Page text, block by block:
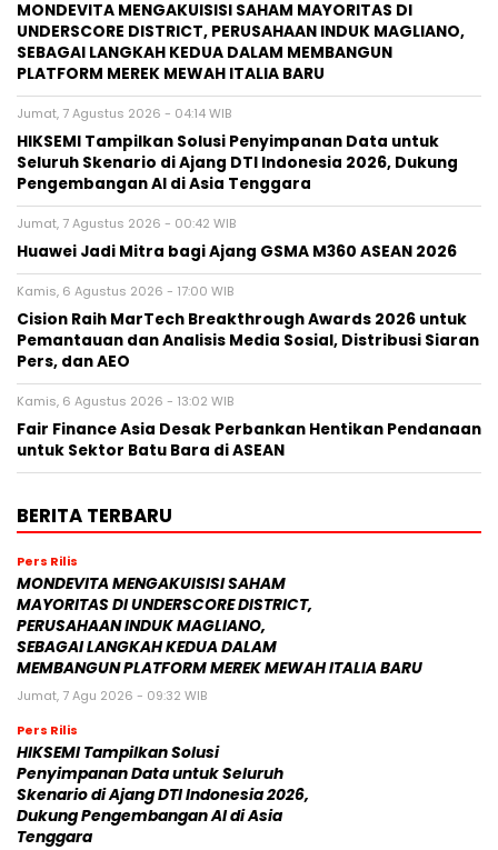
MONDEVITA MENGAKUISISI SAHAM MAYORITAS DI
UNDERSCORE DISTRICT, PERUSAHAAN INDUK MAGLIANO,
SEBAGAI LANGKAH KEDUA DALAM MEMBANGUN
PLATFORM MEREK MEWAH ITALIA BARU
Jumat, 7 Agustus 2026 - 04:14 WIB
HIKSEMI Tampilkan Solusi Penyimpanan Data untuk
Seluruh Skenario di Ajang DTI Indonesia 2026, Dukung
Pengembangan AI di Asia Tenggara
Jumat, 7 Agustus 2026 - 00:42 WIB
Huawei Jadi Mitra bagi Ajang GSMA M360 ASEAN 2026
Kamis, 6 Agustus 2026 - 17:00 WIB
Cision Raih MarTech Breakthrough Awards 2026 untuk
Pemantauan dan Analisis Media Sosial, Distribusi Siaran
Pers, dan AEO
Kamis, 6 Agustus 2026 - 13:02 WIB
Fair Finance Asia Desak Perbankan Hentikan Pendanaan
untuk Sektor Batu Bara di ASEAN
BERITA TERBARU
Pers Rilis
MONDEVITA MENGAKUISISI SAHAM
MAYORITAS DI UNDERSCORE DISTRICT,
PERUSAHAAN INDUK MAGLIANO,
SEBAGAI LANGKAH KEDUA DALAM
MEMBANGUN PLATFORM MEREK MEWAH ITALIA BARU
Jumat, 7 Agu 2026 - 09:32 WIB
Pers Rilis
HIKSEMI Tampilkan Solusi
Penyimpanan Data untuk Seluruh
Skenario di Ajang DTI Indonesia 2026,
Dukung Pengembangan AI di Asia
Tenggara